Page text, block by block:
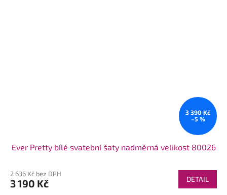
3 390 Kč
–5 %
Ever Pretty bílé svatební šaty nadměrná velikost 80026
2 636 Kč bez DPH
3 190 Kč DETAIL